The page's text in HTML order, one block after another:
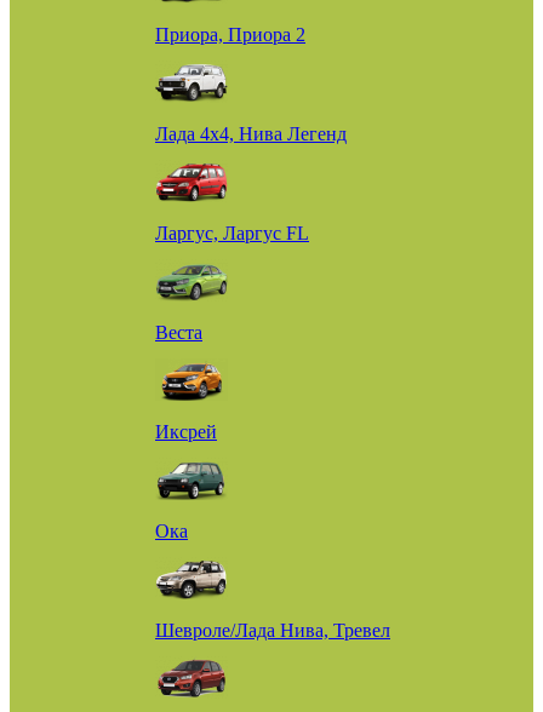
Приора, Приора 2
Лада 4х4, Нива Легенд
Ларгус, Ларгус FL
Веста
Иксрей
Ока
Шевроле/Лада Нива, Тревел